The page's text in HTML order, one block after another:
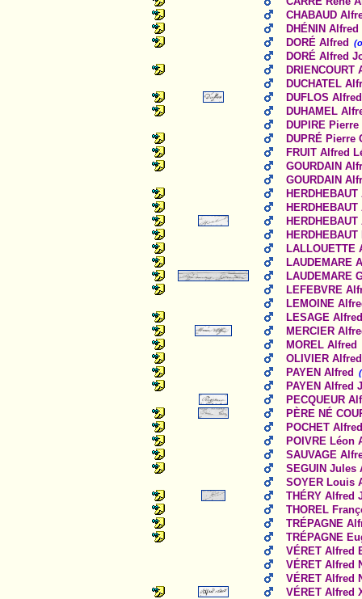
CHABAUD
DHÉNIN Alfred
DORÉ Alfred
DORÉ Alfred
DRIENCOURT
DUCHATEL
DUFLOS
DUHAMEL
DUPIRE
DUPRÉ Pierre
FRUIT Alfred
GOURDAIN
GOURDAIN
LALLOUETTE
LAUDEMARE
LAUDEMARE
LEFEBVRE
LEMOINE
LESAGE Alfred
MERCIER
MOREL Alfred
OLIVIER
PAYEN Alfred
PAYEN Alfred
PECQUEUR
PÈRE NÉ
POCHET Alfred
POIVRE Léon
SAUVAGE
SEGUIN Jules
SOYER Louis
THÉRY Alfred
THOREL
TRÉPAGNE
TRÉPAGNE
VÉRET Alfred
VÉRET Alfred
VÉRET Alfred
VÉRET Alfred